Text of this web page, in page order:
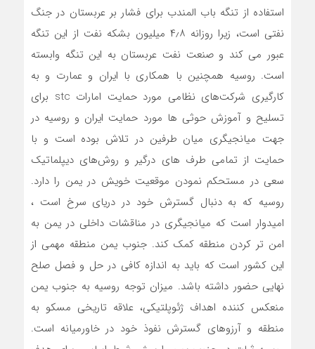
استفاده از تنگه باب المندب برای فشار بر عربستان در جنگ
نفتی است، زیرا روزانه ۴٫۸ میلیون بشکه نفت از این تنگه
عبور می کند و صنعت نفت عربستان به این تنگه وابسته
است. روسیه همچنین با همکاری با ایران و عمارت و به
کارگیری شرکت‌های نظامی مورد حمایت امارات stc برای
تسلیح و آموزش حوثی ها مورد حمایت ایران و روسیه در
جهت میانجیگری میان طرفین در تلاش بوده است و با
حمایت از تمامی طرف های درگیر و روش‌های دیپلماتیک
سعی در مستحکم نمودن موقعیت خویش در یمن را دارد.
روسیه که به دنبال گسترش خود در دریای سرخ است ،
امیدوار است که میانجیگری در مناقشات داخلی در یمن به
امن تر کردن منطقه کمک کند. جنوب یمن منطقه مهمی از
این کشور است که باید به اندازه کافی در حل و فصل صلح
نهایی حضور داشته باشد. میزان توجه روسیه به جنوب یمن
منعکس کننده اهداف ژئوپلتیکی، علاقه تاریخی مسکو به
منطقه و آرزوهای گسترش نفوذ خود در خاورمیانه است.